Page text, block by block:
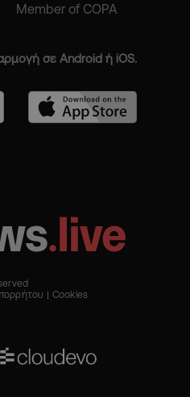
Member of COPA
σε Android ή iOS.
Cookies